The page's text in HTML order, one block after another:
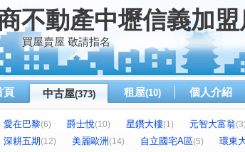
不動產中壢信義加盟
買屋賣屋 敬請指名
頁 中古屋(373) 租屋(10) 個人介紹
愛在巴黎(6) 爵士悅(10) 星鑽大樓(1) 元智大富翁(3)
深耕五期(12) 美麗歐洲(14) 自立國宅A區(5) 環東